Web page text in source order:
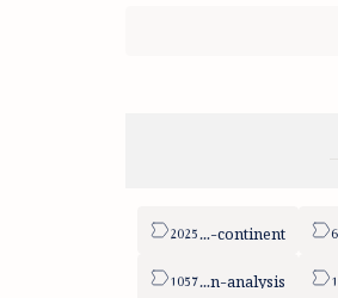
sub-continent
column-analysis